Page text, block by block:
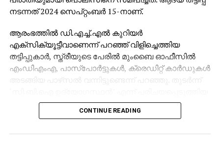
നടന്നത് 2024 സെപ്റ്റംബര്‍ 15-നാണ്.
ആരംഭത്തില്‍ ഡി.എച്ച്.എല്‍ കുറിയര്‍
എക്‌സിക്യൂട്ടീവാണെന്ന് പറഞ്ഞ് വിളിച്ചെത്തിയ
തട്ടിപ്പുകാര്‍, സ്ത്രീയുടെ പേരില്‍ മുംബൈ ഓഫീസില്‍
എംഡിഎംഎ, പാസ്പോര്‍ട്ടുകള്‍, ക്രെഡിറ്റ് കാര്‍ഡുകള്‍
അടങ്ങിയ പാഴ്‌സല്‍ വന്നിട്ടുണ്ടെന്ന് പറഞ്ഞു. തുടര്‍ന്ന്
മറ്റൊരാള്‍ ഭീഷണിപ്പെടുത്തി. അറസ്റ്റ് ചെയ്യുമെന്ന
ഭീഷണിക്കിടെ നിരപരാധിത്വം തെളിയിക്കാന്‍ സ്ത്രീയെ
CONTINUE READING